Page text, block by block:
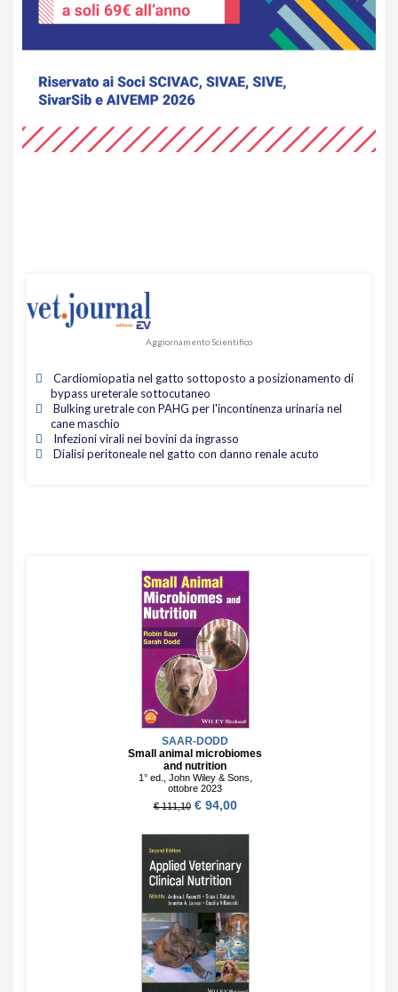
Aggiornamento Scientifico
Cardiomiopatia nel gatto sottoposto a posizionamento di
bypass ureterale sottocutaneo
Bulking uretrale con PAHG per l'incontinenza urinaria nel
cane maschio
Infezioni virali nei bovini da ingrasso
Dialisi peritoneale nel gatto con danno renale acuto